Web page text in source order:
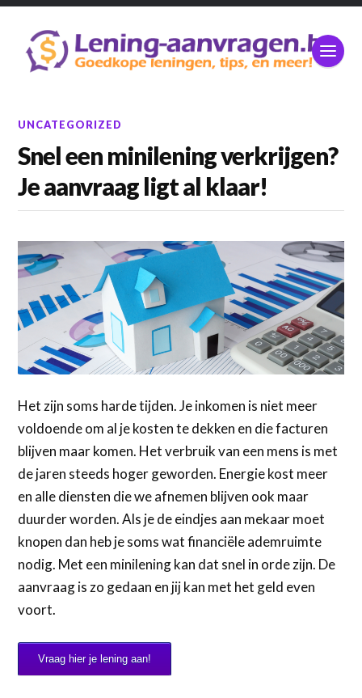
UNCATEGORIZED
Snel een minilening verkrijgen?
Je aanvraag ligt al klaar!
Het zijn soms harde tijden. Je inkomen is niet meer
voldoende om al je kosten te dekken en die facturen
blijven maar komen. Het verbruik van een mens is met
de jaren steeds hoger geworden. Energie kost meer
en alle diensten die we afnemen blijven ook maar
duurder worden. Als je de eindjes aan mekaar moet
knopen dan heb je soms wat financiële ademruimte
nodig. Met een minilening kan dat snel in orde zijn. De
aanvraag is zo gedaan en jij kan met het geld even
voort.
Vraag hier je lening aan!